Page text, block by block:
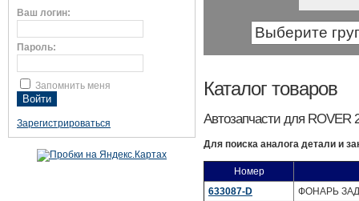
Ваш логин:
Пароль:
Запомнить меня
Зарегистрироваться
Каталог товаров
Автозапчасти для ROVER
Для поиска аналога детали и
Номер
633087-D
ФОНАРЬ